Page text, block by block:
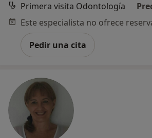
Primera visita Odontología
Pedir una cita